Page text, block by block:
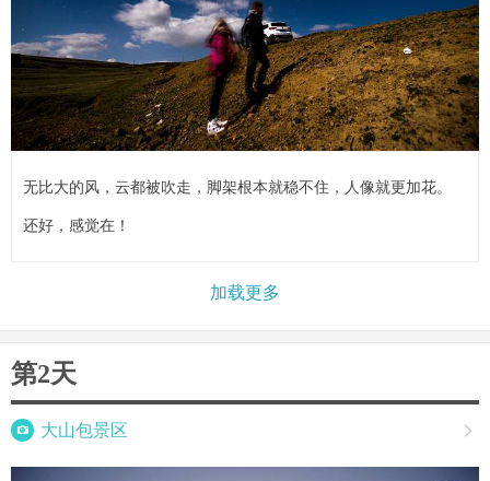
无比大的风，云都被吹走，脚架根本就稳不住，人像就更加花。
还好，感觉在！
加载更多
第2天
 大山包景区 